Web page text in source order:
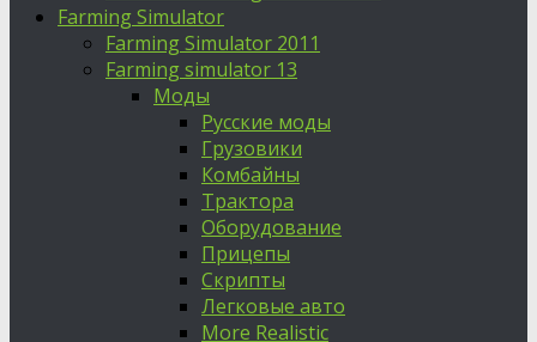
Farming Simulator
Farming Simulator 2011
Farming simulator 13
Моды
Русские моды
Грузовики
Комбайны
Трактора
Оборудование
Прицепы
Скрипты
Легковые авто
More Realistic